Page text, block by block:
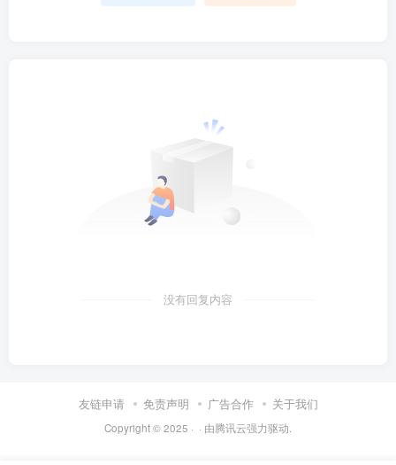
没有回复内容
友链申请 免责声明 广告合作 关于我们
Copyright © 2025 · · 由腾讯云强力驱动.